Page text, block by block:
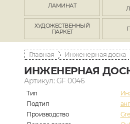
ЛАМИНАТ
ХУДОЖЕСТВЕННЫЙ
ПАРКЕТ
Главная Инженерная доска
ИНЖЕНЕРНАЯ ДОСКА
Артикул: GF 0046
Тип
Подтип
Производство